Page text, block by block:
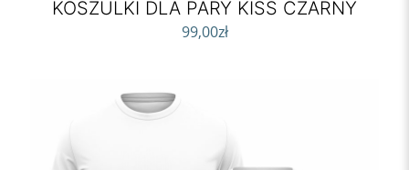
KOSZULKI DLA PARY KISS CZARNY
99,00zł